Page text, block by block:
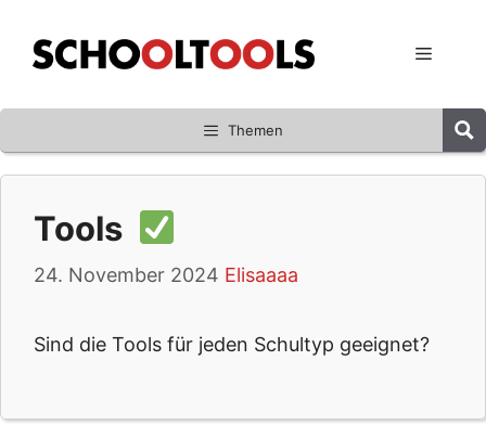
Inhalt
springen
Menü
Themen
Tools
24. November 2024 Elisaaaa
Sind die Tools für jeden Schultyp geeignet?